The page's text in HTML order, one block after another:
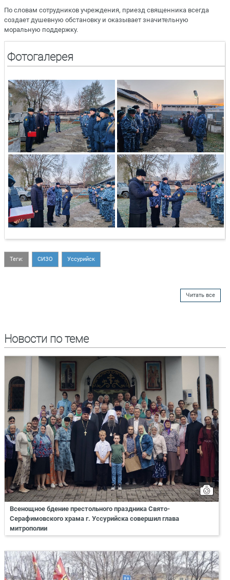
По словам сотрудников учреждения, приезд священника всегда
создает душевную обстановку и оказывает значительную
моральную поддержку.
Фотогалерея
Теги: СИЗО Уссурийск
Читать все
Новости по теме
Всенощное бдение престольного праздника Свято-
Серафимовского храма г. Уссурийска совершил глава
митрополии